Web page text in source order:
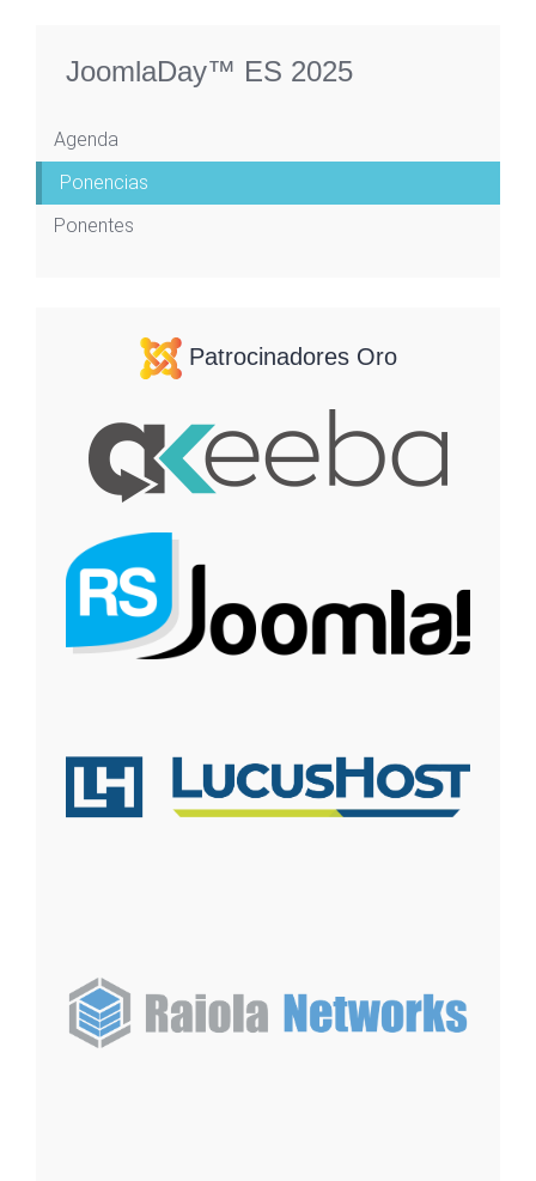
JoomlaDay™ ES 2025
Agenda
Ponencias
Ponentes
Patrocinadores Oro